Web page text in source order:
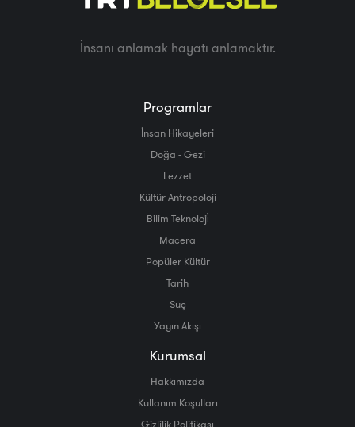
İnsanı anlamak hayatı anlamaktır.
Programlar
İnsan Hikayeleri
Doğa - Gezi
Lezzet
Kültür Antropoloji
Bilim Teknoloji̇
Macera
Popüler Kültür
Tarih
Suç
Yayın Akışı
Kurumsal
Hakkımızda
Kullanım Koşulları
Gizlilik Politikası